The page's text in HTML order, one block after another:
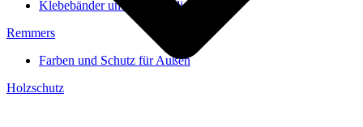
Klebebänder und Abdeckvlies
Remmers
Farben und Schutz für Außen
Holzschutz